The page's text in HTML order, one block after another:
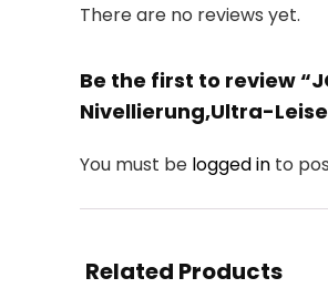
There are no reviews yet.
Be the first to review
Nivellierung,Ultra-
You must be logged in to
Related Products